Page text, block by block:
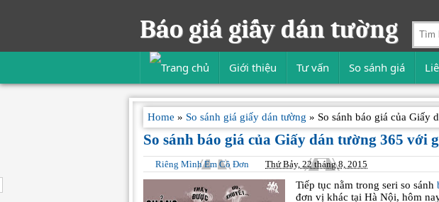
Báo giá giấy dán tường
Giới thiệu Tư vấn So sánh giá
Home » So sánh giá giấy dán tường » So sánh báo giá của Giấy
So sánh báo giá của Giấy dán tường 365 với
Riêng Mình Em Cô Đơn Thứ Bảy, 22 tháng 8, 2015
Tiếp tục nằm trong seri so sánh
đơn vị khác tại Hà Nội, hôm